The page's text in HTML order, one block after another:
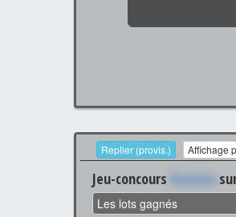
Replier (provis.) Affichage
Jeu-concours Xxxxxxx
Les lots gagnés